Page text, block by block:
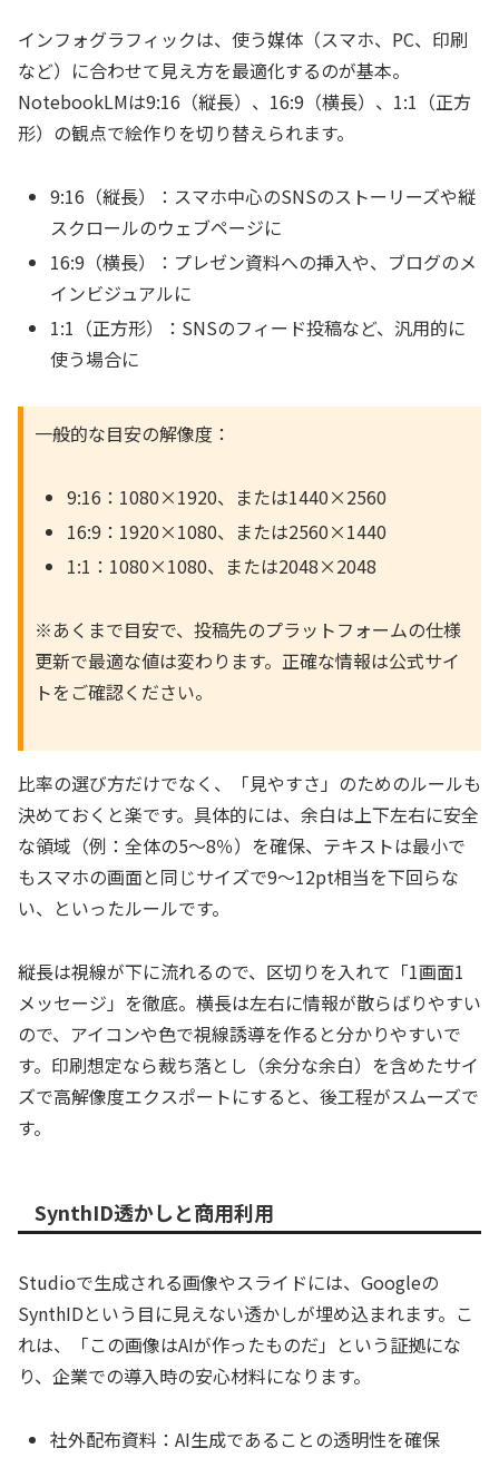
インフォグラフィックは、使う媒体（スマホ、PC、印刷
など）に合わせて見え方を最適化するのが基本。
NotebookLMは9:16（縦長）、16:9（横長）、1:1（正方
形）の観点で絵作りを切り替えられます。
9:16（縦長）：スマホ中心のSNSのストーリーズや縦
スクロールのウェブページに
16:9（横長）：プレゼン資料への挿入や、ブログのメ
インビジュアルに
1:1（正方形）：SNSのフィード投稿など、汎用的に
使う場合に
一般的な目安の解像度：
9:16：1080×1920、または1440×2560
16:9：1920×1080、または2560×1440
1:1：1080×1080、または2048×2048
※あくまで目安で、投稿先のプラットフォームの仕様
更新で最適な値は変わります。正確な情報は公式サイ
トをご確認ください。
比率の選び方だけでなく、「見やすさ」のためのルールも
決めておくと楽です。具体的には、余白は上下左右に安全
な領域（例：全体の5〜8％）を確保、テキストは最小で
もスマホの画面と同じサイズで9〜12pt相当を下回らな
い、といったルールです。
縦長は視線が下に流れるので、区切りを入れて「1画面1
メッセージ」を徹底。横長は左右に情報が散らばりやすい
ので、アイコンや色で視線誘導を作ると分かりやすいで
す。印刷想定なら裁ち落とし（余分な余白）を含めたサイ
ズで高解像度エクスポートにすると、後工程がスムーズで
す。
SynthID透かしと商用利用
Studioで生成される画像やスライドには、Googleの
SynthIDという目に見えない透かしが埋め込まれます。こ
れは、「この画像はAIが作ったものだ」という証拠にな
り、企業での導入時の安心材料になります。
社外配布資料：AI生成であることの透明性を確保